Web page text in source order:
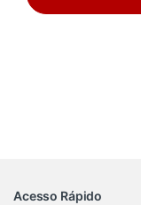
Acesso Rápido